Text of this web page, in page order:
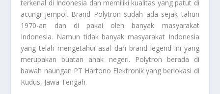
terkenal di Indonesia dan memiliki kualitas yang patut di
acungi jempol. Brand Polytron sudah ada sejak tahun
1970-an dan di pakai oleh banyak masyarakat
Indonesia. Namun tidak banyak masyarakat Indonesia
yang telah mengetahui asal dari brand legend ini yang
merupakan buatan anak negeri. Polytron berada di
bawah naungan PT Hartono Elektronik yang berlokasi di
Kudus, Jawa Tengah.